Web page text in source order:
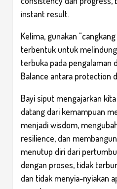
instant result.
Kelima, gunakan
terbentuk untuk
terbuka pada pengalaman
Balance antara protection
Bayi siput mengajarkan
datang dari kemampuan
menjadi wisdom,
resilience, dan
menutup diri dari
dengan proses, tidak
dan tidak menyia-nyiakan